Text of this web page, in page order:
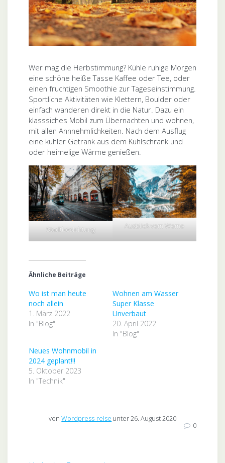
Wer mag die Herbstimmung? Kühle ruhige Morgen
eine schöne heiße Tasse Kaffee oder Tee, oder
einen fruchtigen Smoothie zur Tageseinstimmung.
Sportliche Aktivitäten wie Klettern, Boulder oder
einfach wanderen direkt in die Natur. Dazu ein
klasssiches Mobil zum Übernachten und wohnen,
mit allen Annnehmlichkeiten. Nach dem Ausflug
eine kühler Getränk aus dem Kühlschrank und
oder heimelige Wärme genießen.
Stadtbesichtung Ausblick vom Womo
Ähnliche Beiträge
Wo ist man heute
noch allein
1. März 2022
In "Blog"
Wohnen am Wasser
Super Klasse
Unverbaut
20. April 2022
In "Blog"
Neues Wohnmobil in
2024 geplant!!!
5. Oktober 2023
In "Technik"
vonWordpress-reise unter 26. August 2020
0